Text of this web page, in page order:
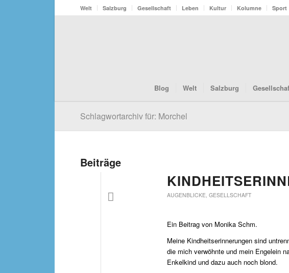
Welt Salzburg Gesellschaft Leben Kultur Kolumne Sport
Blog Welt Salzburg
Schlagwortarchiv für: Morchel
Beiträge
AUGENBLICKE, GESELLSCHAFT
Ein Beitrag von Monika Schm.
Meine Kindheitserinnerungen sind
die mich verwöhnte und mein Engelein
Enkelkind und dazu auch noch blond.